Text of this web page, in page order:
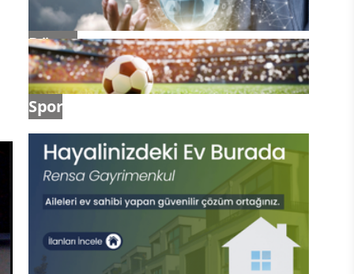
Dünya
Spor